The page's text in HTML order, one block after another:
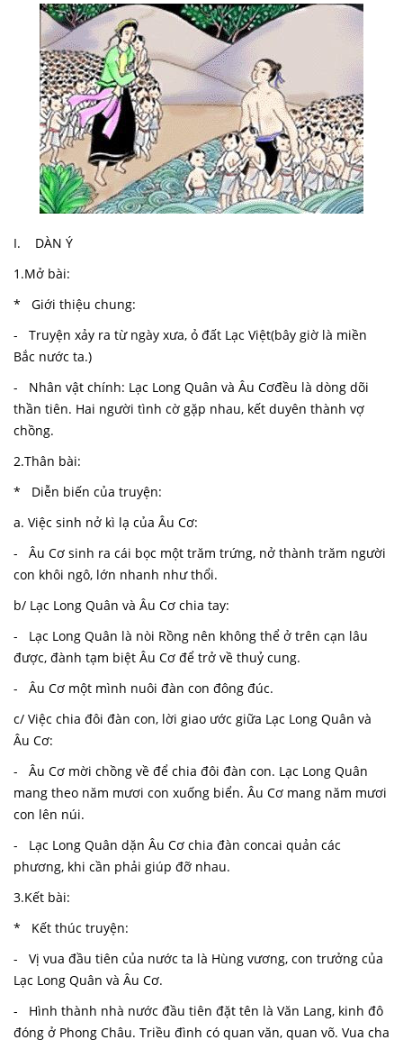
I. DÀN Ý
1.Mở bài:
* Giới thiệu chung:
- Truyện xảy ra từ ngày xưa, ỏ đất Lạc Việt(bây giờ là miền
Bắc nước ta.)
- Nhân vật chính: Lạc Long Quân và Âu Cơđều là dòng dõi
thần tiên. Hai người tình cờ gặp nhau, kết duyên thành vợ
chồng.
2.Thân bài:
* Diễn biến của truyện:
a. Việc sinh nở kì lạ của Âu Cơ:
- Âu Cơ sinh ra cái bọc một trăm trứng, nở thành trăm người
con khôi ngô, lớn nhanh như thổi.
b/ Lạc Long Quân và Âu Cơ chia tay:
- Lạc Long Quân là nòi Rồng nên không thể ở trên cạn lâu
được, đành tạm biệt Âu Cơ để trở về thuỷ cung.
- Âu Cơ một mình nuôi đàn con đông đúc.
c/ Việc chia đôi đàn con, lời giao ước giữa Lạc Long Quân và
Âu Cơ:
- Âu Cơ mời chồng về để chia đôi đàn con. Lạc Long Quân
mang theo năm mươi con xuống biển. Âu Cơ mang năm mươi
con lên núi.
- Lạc Long Quân dặn Âu Cơ chia đàn concai quản các
phương, khi cần phải giúp đỡ nhau.
3.Kết bài:
* Kết thúc truyện:
- Vị vua đầu tiên của nước ta là Hùng vương, con trưởng của
Lạc Long Quân và Âu Cơ.
- Hình thành nhà nước đầu tiên đặt tên là Văn Lang, kinh đô
đóng ở Phong Châu. Triều đình có quan văn, quan võ. Vua cha